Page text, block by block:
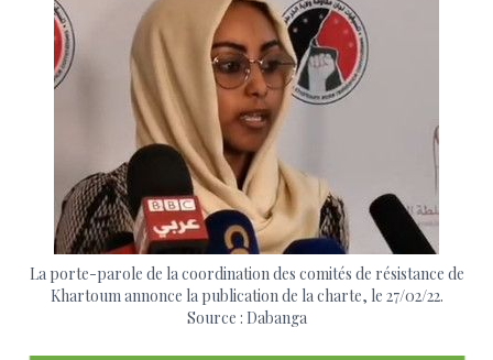
La porte-parole de la coordination des comités de résistance de
Khartoum annonce la publication de la charte, le 27/02/22.
Source : Dabanga